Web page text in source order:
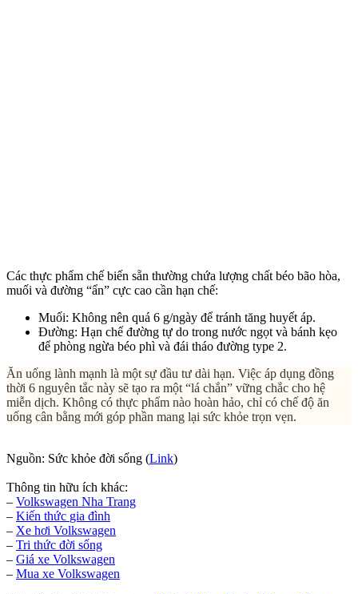
Các thực phẩm chế biến sẵn thường chứa lượng chất béo bão hòa,
muối và đường “ẩn” cực cao cần hạn chế:
Muối: Không nên quá 6 g/ngày để tránh tăng huyết áp.
Đường: Hạn chế đường tự do trong nước ngọt và bánh kẹo
để phòng ngừa béo phì và đái tháo đường type 2.
Ăn uống lành mạnh là một sự đầu tư dài hạn. Việc áp dụng đồng
thời 6 nguyên tắc này sẽ tạo ra một “lá chắn” vững chắc cho hệ
miễn dịch. Không có thực phẩm nào hoàn hảo, chỉ có chế độ ăn
uống cân bằng mới góp phần mang lại sức khỏe trọn vẹn.
Nguồn: Sức khỏe đời sống (Link)
Thông tin hữu ích khác:
– Volkswagen Nha Trang
– Kiến thức gia đình
– Xe hơi Volkswagen
– Tri thức đời sống
– Giá xe Volkswagen
– Mua xe Volkswagen